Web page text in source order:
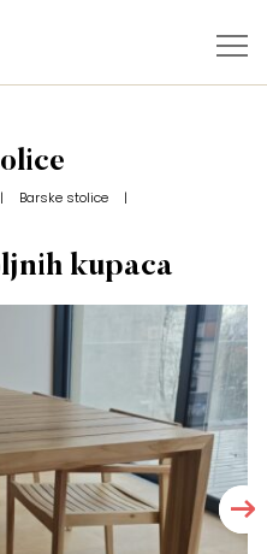
| Barske stolice
|
kupaca